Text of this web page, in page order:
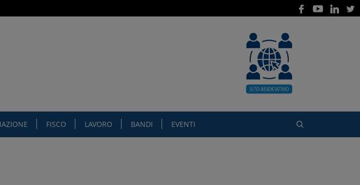
FISCO LAVORO BANDI EVENTI